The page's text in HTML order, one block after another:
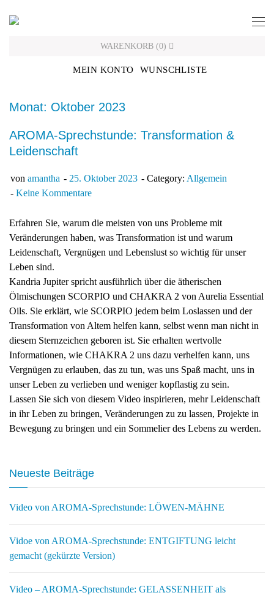
WARENKORB (0)
MEIN KONTO WUNSCHLISTE
Monat: Oktober 2023
AROMA-Sprechstunde: Transformation &
Leidenschaft
von amantha 25. Oktober 2023 Category: Allgemein
Keine Kommentare
Erfahren Sie, warum die meisten von uns Probleme mit
Veränderungen haben, was Transformation ist und warum
Leidenschaft, Vergnügen und Lebenslust so wichtig für unser
Leben sind.
Kandria Jupiter spricht ausführlich über die ätherischen
Ölmischungen SCORPIO und CHAKRA 2 von Aurelia Essential
Oils. Sie erklärt, wie SCORPIO jedem beim Loslassen und der
Transformation von Altem helfen kann, selbst wenn man nicht in
diesem Sternzeichen geboren ist. Sie erhalten wertvolle
Informationen, wie CHAKRA 2 uns dazu verhelfen kann, uns
Vergnügen zu erlauben, das zu tun, was uns Spaß macht, uns in
unser Leben zu verlieben und weniger kopflastig zu sein.
Lassen Sie sich von diesem Video inspirieren, mehr Leidenschaft
in ihr Leben zu bringen, Veränderungen zu zu lassen, Projekte in
Bewegung zu bringen und ein Sommelier des Lebens zu werden.
Neueste Beiträge
Video von AROMA-Sprechstunde: LÖWEN-MÄHNE
Vidoe von AROMA-Sprechstunde: ENTGIFTUNG leicht
gemacht (gekürzte Version)
Video – AROMA-Sprechstunde: GELASSENHEIT als